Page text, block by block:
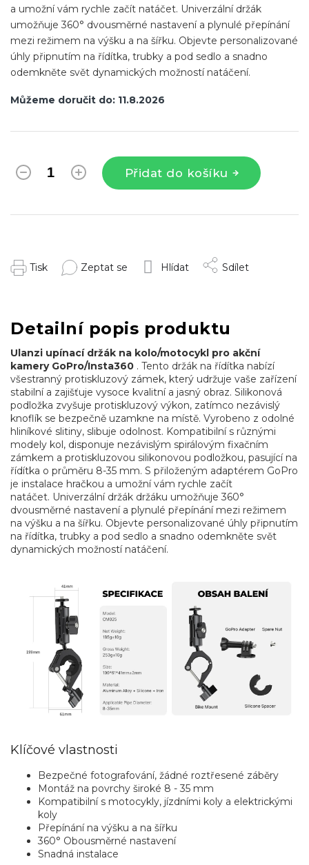
Můžeme doručit do: 11.8.2026
Přidat do košíku
a umožní vám rychle začít natáčet. Univerzální držák
umožňuje 360° dvousměrné nastavení a plynulé přepínání
mezi režimem na výšku a na šířku. Objevte personalizované
úhly připnutím na řídítka, trubky a pod sedlo a snadno
odemkněte svět dynamických možností natáčení.
Tisk Zeptat se Hlídat Sdílet
Detailní popis produktu
Ulanzi upínací držák na kolo/motocykl pro akční
kamery GoPro/Insta360 . Tento držák na řídítka nabízí
všestranný protiskluzový zámek, který udržuje vaše zařízení
stabilní a zajišťuje vysoce kvalitní a jasný obraz. Silikonová
podložka zvyšuje protiskluzový výkon, zatímco nezávislý
knoflík se bezpečně uzamkne na místě. Vyrobeno z odolné
hliníkové slitiny, slibuje odolnost. Kompatibilní s různými
modely kol, disponuje nezávislým spirálovým fixačním
zámkem a protiskluzovou silikonovou podložkou, pasující na
řídítka o průměru 8-35 mm. S přiloženým adaptérem GoPro
je instalace hračkou a umožní vám rychle začít
natáčet. Univerzální držák držáku umožňuje 360°
dvousměrné nastavení a plynulé přepínání mezi režimem
na výšku a na šířku. Objevte personalizované úhly připnutím
na řídítka, trubky a pod sedlo a snadno odemkněte svět
dynamických možností natáčení.
Klíčové vlastnosti
Bezpečné fotografování, žádné roztřesené záběry
Montáž na povrchy široké 8 - 35 mm
Kompatibilní s motocykly, jízdními koly a elektrickými
koly
Přepínání na výšku a na šířku
360° Obousměrné nastavení
Snadná instalace